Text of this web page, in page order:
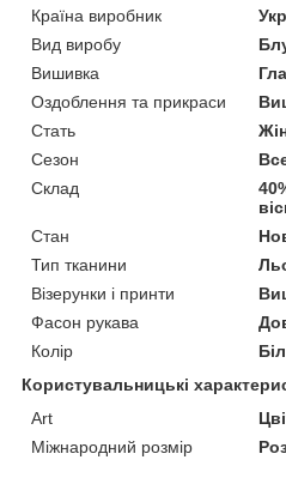
Країна виробник
Вид виробу
Вишивка
Оздоблення та прикраси
Стать
Сезон
Склад
Стан
Тип тканини
Візерунки і принти
Фасон рукава
Колір
Користувальницькі
Art
Міжнародний розмір